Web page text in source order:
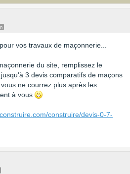
vos travaux de maçonnerie...
du site, remplissez le
3 devis comparatifs de maçons
ne courrez plus après les
à vous
construire/devis-0-7-